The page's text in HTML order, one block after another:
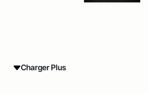
Charger Plus